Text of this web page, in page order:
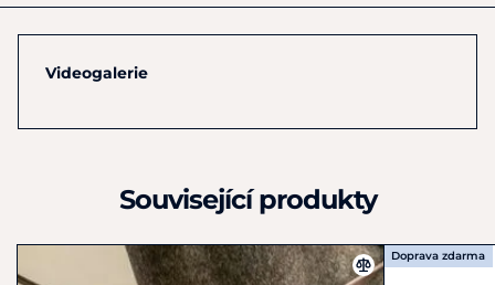
Rue des tiges 23
Assesse
Belgie
contact@dyon.be
Videogalerie
Související produkty
Doprava zdarma